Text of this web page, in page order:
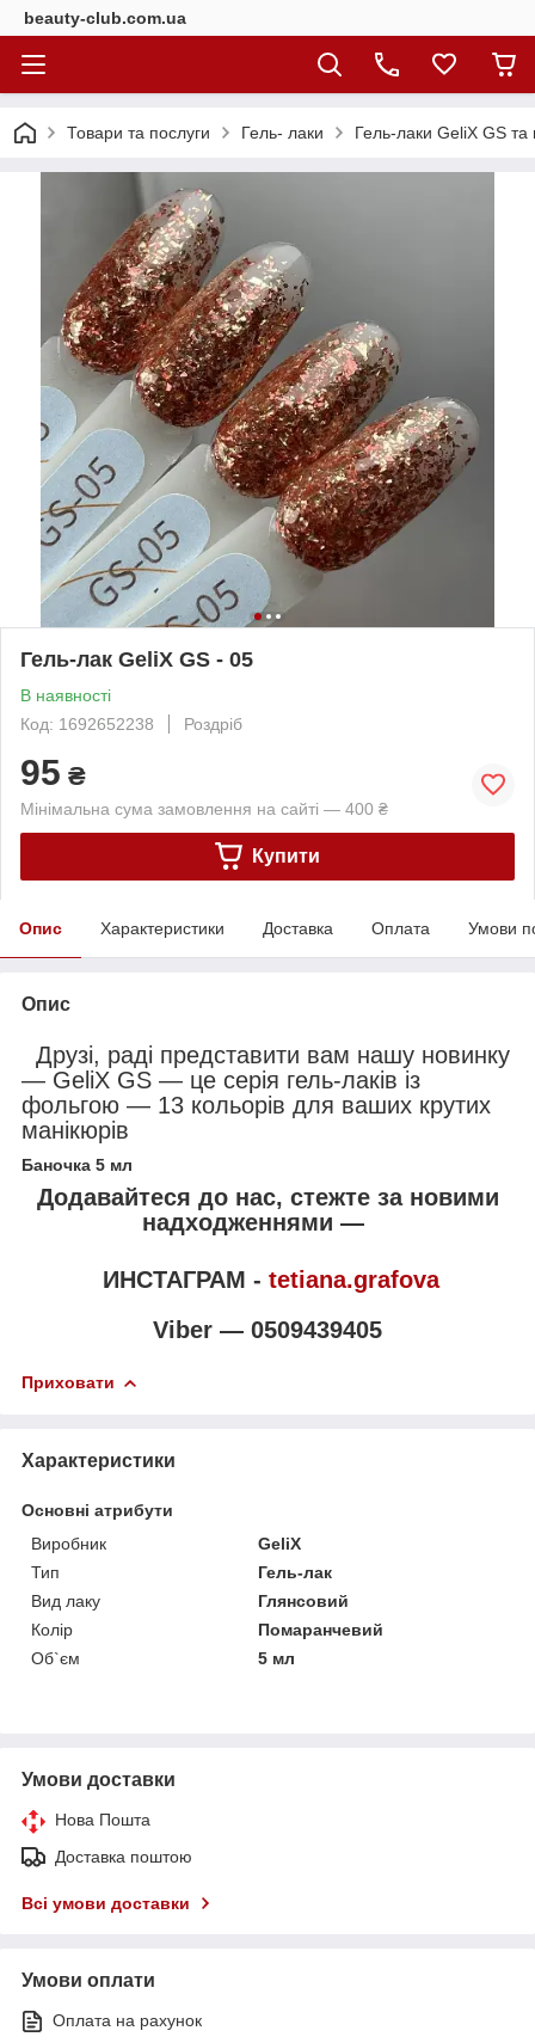
beauty-club.com.ua
Товари та послуги Гель- лаки Гель-лаки GeliX GS та
Гель-лак GeliX GS - 05
В наявності
Код: 1692652238
Роздріб
95 ₴
Мінімальна сума замовлення на сайті — 400 ₴
Купити
Опис Характеристики Доставка Оплата Умови
Опис
Друзі, раді представити вам нашу новинку
— GeliX GS — це серія гель-лаків із
фольгою — 13 кольорів для ваших крутих
манікюрів
Баночка 5 мл
Додавайтеся до нас, стежте за новими
надходженнями —
ИНСТАГРАМ - tetiana.grafova
Viber — 0509439405
Приховати
Характеристики
Основні атрибути
Виробник
GeliX
Тип
Гель-лак
Вид лаку
Глянсовий
Колір
Помаранчевий
Об`єм
5 мл
Умови доставки
Нова Пошта
Доставка поштою
Всі умови доставки
Умови оплати
Оплата на рахунок